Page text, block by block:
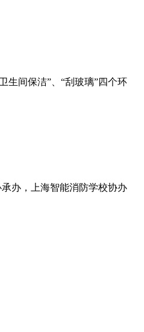
生间保洁”、“刮玻璃”四个环
办，上海智能消防学校协办